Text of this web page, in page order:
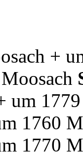
+
um
1760
1770